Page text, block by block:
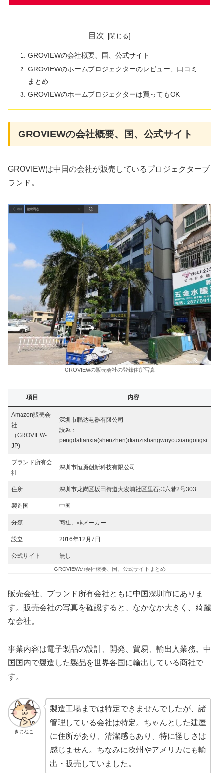
目次
GROVIEWの会社概要、国、公式サイト
GROVIEWのホームプロジェクターのレビュー、口コミ
まとめ
GROVIEWのホームプロジェクターは買ってもOK
GROVIEWの会社概要、国、公式サイト
GROVIEWは中国の会社が販売しているプロジェクターブ
ランド。
GROVIEWの販売会社の登録住所写真
項目 内容
Amazon販売会
社
（GROVIEW-
JP)
深圳市鹏达电器有限公司
読み：
pengdatianxia(shenzhen)dianzishangwuyouxiangongsi
ブランド所有会
社
深圳市恒勇创新科技有限公司
住所 深圳市龙岗区坂田街道大发埔社区里石排六巷2号303
製造国 中国
分類 商社、非メーカー
設立 2016年12月7日
公式サイト 無し
GROVIEWの会社概要、国、公式サイトまとめ
販売会社、ブランド所有会社ともに中国深圳市にありま
す。販売会社の写真を確認すると、なかなか大きく、綺麗
な会社。
事業内容は電子製品の設計、開発、貿易、輸出入業務。中
国国内で製造した製品を世界各国に輸出している商社で
す。
きにねこ
製造工場までは特定できませんでしたが、諸
管理している会社は特定。ちゃんとした建屋
に住所があり、清潔感もあり、特に怪しさは
感じません。ちなみに欧州やアメリカにも輸
出・販売していました。